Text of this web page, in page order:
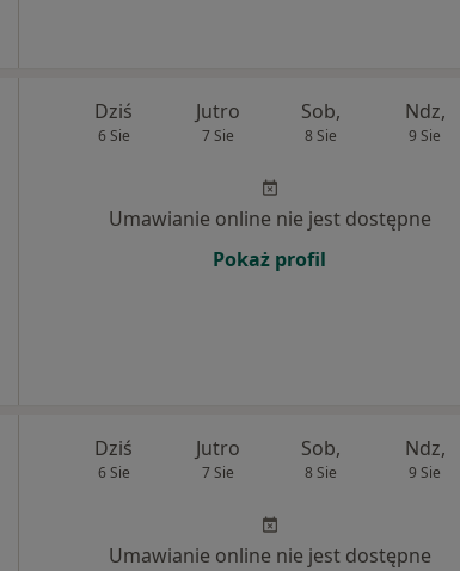
Dziś
6 Sie
Jutro
7 Sie
Sob,
8 Sie
Ndz,
9 Sie
Umawianie online nie jest dostępne
Pokaż profil
Dziś
6 Sie
Jutro
7 Sie
Sob,
8 Sie
Ndz,
9 Sie
Umawianie online nie jest dostępne